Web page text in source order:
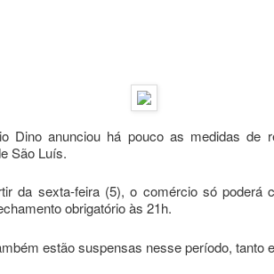
Dino anunciou há pouco as medidas de
São Luís.
da sexta-feira (5), o comércio só poderá
obrigatório às 21h.
estão suspensas nesse período, tanto